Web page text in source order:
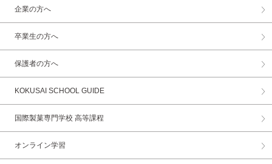
企業の方へ
卒業生の方へ
保護者の方へ
KOKUSAI SCHOOL GUIDE
国際製菓専門学校 高等課程
オンライン学習